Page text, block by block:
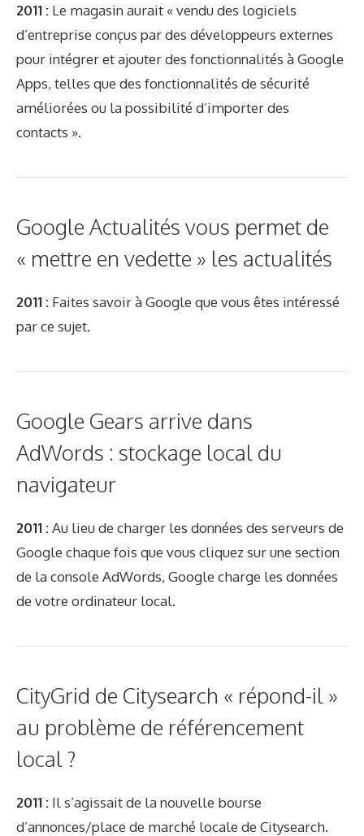
2011 : Le magasin aurait « vendu des logiciels
d’entreprise conçus par des développeurs externes
pour intégrer et ajouter des fonctionnalités à Google
Apps, telles que des fonctionnalités de sécurité
améliorées ou la possibilité d’importer des
contacts ».
Google Actualités vous permet de
« mettre en vedette » les actualités
2011 : Faites savoir à Google que vous êtes intéressé
par ce sujet.
Google Gears arrive dans
AdWords : stockage local du
navigateur
2011 :Au lieu de charger les données des serveurs de
Google chaque fois que vous cliquez sur une section
de la console AdWords, Google charge les données
de votre ordinateur local.
CityGrid de Citysearch « répond-il »
au problème de référencement
local ?
2011 : Il s’agissait de la nouvelle bourse
d’annonces/place de marché locale de Citysearch.